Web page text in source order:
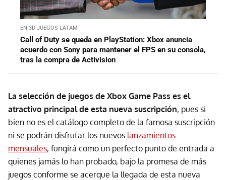
EN 3D JUEGOS LATAM
Call of Duty se queda en PlayStation: Xbox anuncia
acuerdo con Sony para mantener el FPS en su consola,
tras la compra de Activision
La selección de juegos de Xbox Game Pass es el
atractivo principal de esta nueva suscripción, pues si
bien no es el catálogo completo de la famosa suscripción
ni se podrán disfrutar los nuevos lanzamientos
mensuales, fungirá como un perfecto punto de entrada a
quienes jamás lo han probado, bajo la promesa de más
juegos conforme se acerque la llegada de esta nueva